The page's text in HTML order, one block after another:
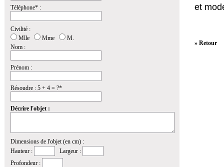
Téléphone* :
Civilité :
Mlle
Mme
M.
Nom :
Prénom :
Résoudre : 5 + 4 = ?*
Décrire l'objet :
Dimensions de l'objet (en cm) :
Hauteur :
Largeur :
Profondeur :
et
» Retour